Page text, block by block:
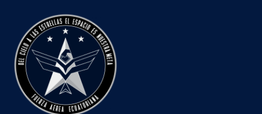
contenido